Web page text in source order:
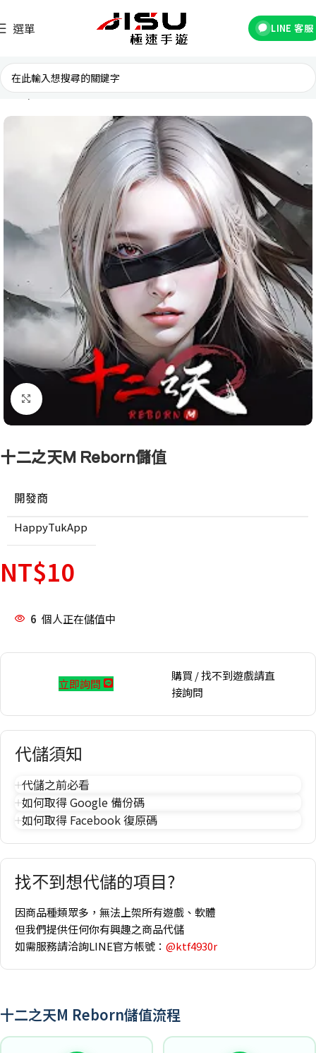
選單 LINE 客服
首頁 台灣遊戲
點擊放大
十二之天M Reborn儲值
開發商
HappyTukApp
NT$10
6 個人正在儲值中
立即詢問
購買 / 找不到遊戲請直
接詢問
代儲須知
代儲之前必看
如何取得 Google 備份碼
如何取得 Facebook 復原碼
找不到想代儲的項目?
因商品種類眾多，無法上架所有遊戲、軟體
但我們提供任何你有興趣之商品代儲
如需服務請洽詢LINE官方帳號： @ktf4930r
十二之天M Reborn儲值流程